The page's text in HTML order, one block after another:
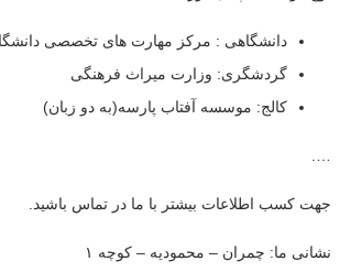
دانشگاهی : مرکز مهارت های تخصصی
گردشگری: وزارت میراث فرهنگی
کالج: موسسه آفتاب پارسه(به دو زبان)
….
جهت کسب اطلاعات بیشتر با ما در تماس باشید.
نشانی ما: چمران – محمودیه – کوچه ۱